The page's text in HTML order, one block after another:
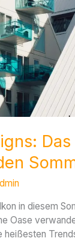
in diesem
Oase
heißesten